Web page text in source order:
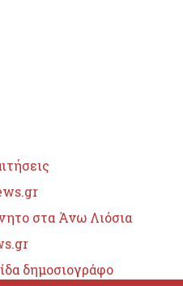
στα Άνω Λιόσια
δημοσιογράφο